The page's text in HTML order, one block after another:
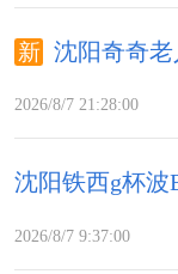
沈阳奇奇老
2026/8/7 21:28:00
沈阳铁西g杯波
2026/8/7 9:37:00